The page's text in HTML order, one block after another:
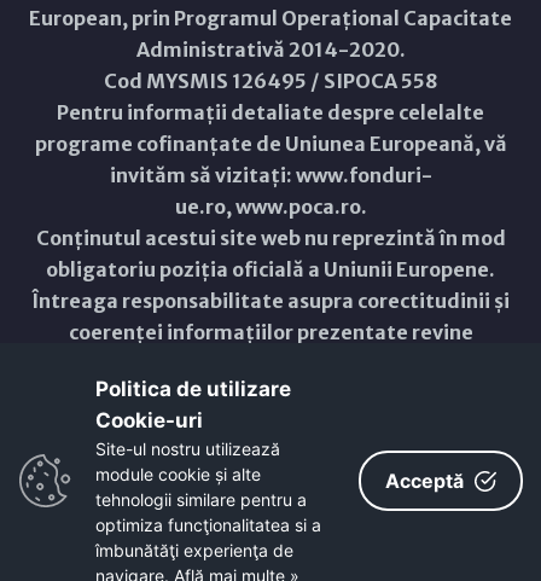
European, prin Programul Operațional Capacitate
Administrativă 2014-2020.
Cod MYSMIS 126495 / SIPOCA 558
Pentru informații detaliate despre celelalte
programe cofinanțate de Uniunea Europeană, vă
invităm să vizitați: www.fonduri-
ue.ro,www.poca.ro.
Conținutul acestui site web nu reprezintă în mod
obligatoriu poziția oficială a Uniunii Europene.
Întreaga responsabilitate asupra corectitudinii și
coerenței informațiilor prezentate revine
Copyright © 2021 - 2026 -
ResponsiveVoice
Non-Commercial License
Politica de utilizare
Cookie-uri‎
Site-ul nostru utilizează
module cookie și alte
tehnologii similare pentru a
optimiza funcţionalitatea si a
îmbunătăţi experienţa de
navigare. Află mai multe »
Acceptă